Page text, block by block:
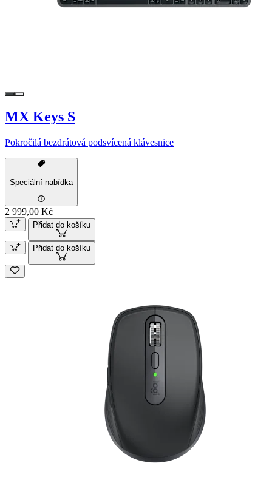
MX Keys S
Pokročilá bezdrátová podsvícená klávesnice
Speciální nabídka
2 999,00 Kč
Přidat do košíku
Přidat do košíku